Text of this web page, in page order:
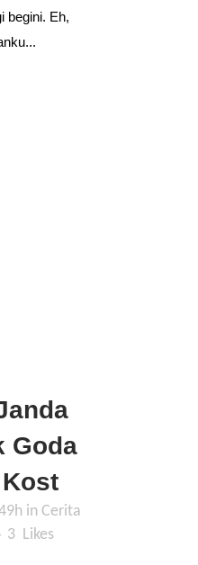
begini. Eh,
Goda
in Cerita
3 Likes